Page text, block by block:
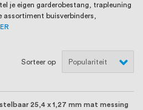
met meer dan
RVS artikelen
Wij hebben
geheel volgens
je eigen garderobestang, trapleuning
buisverbinders,
Sorteer op
25,4 x 1,27 mm mat messing